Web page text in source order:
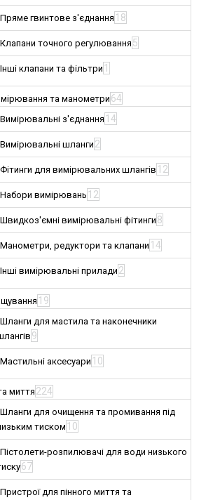
Пряме гвинтове з'єднання 18
Клапани точного регулювання 5
Інші клапани та фільтри 1
та манометри 64
Вимірювальні з'єднання 14
Вимірювальні шланги 2
Фітинги для вимірювальних шлангів 12
Набори вимірювань 12
Швидкоз'ємні вимірювальні фітинги 8
Манометри, редуктори та клапани 14
Інші вимірювальні прилади 2
19
Шланги для мастила та наконечники
9
Мастильні аксесуари 10
миття 224
Шланги для очищення та промивання під
тиском 10
Пістолети-розпилювачі для води низького
67
Пристрої для пінного миття та